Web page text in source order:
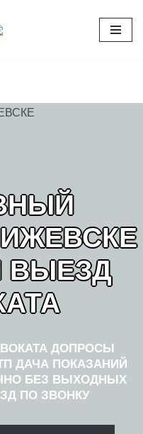
ВЫЕЗД
ДОПРОСЫ
ДАЧА ПОКАЗАНИЙ
БЕЗ ВЫХОДНЫХ
ПО ЗВОНКУ